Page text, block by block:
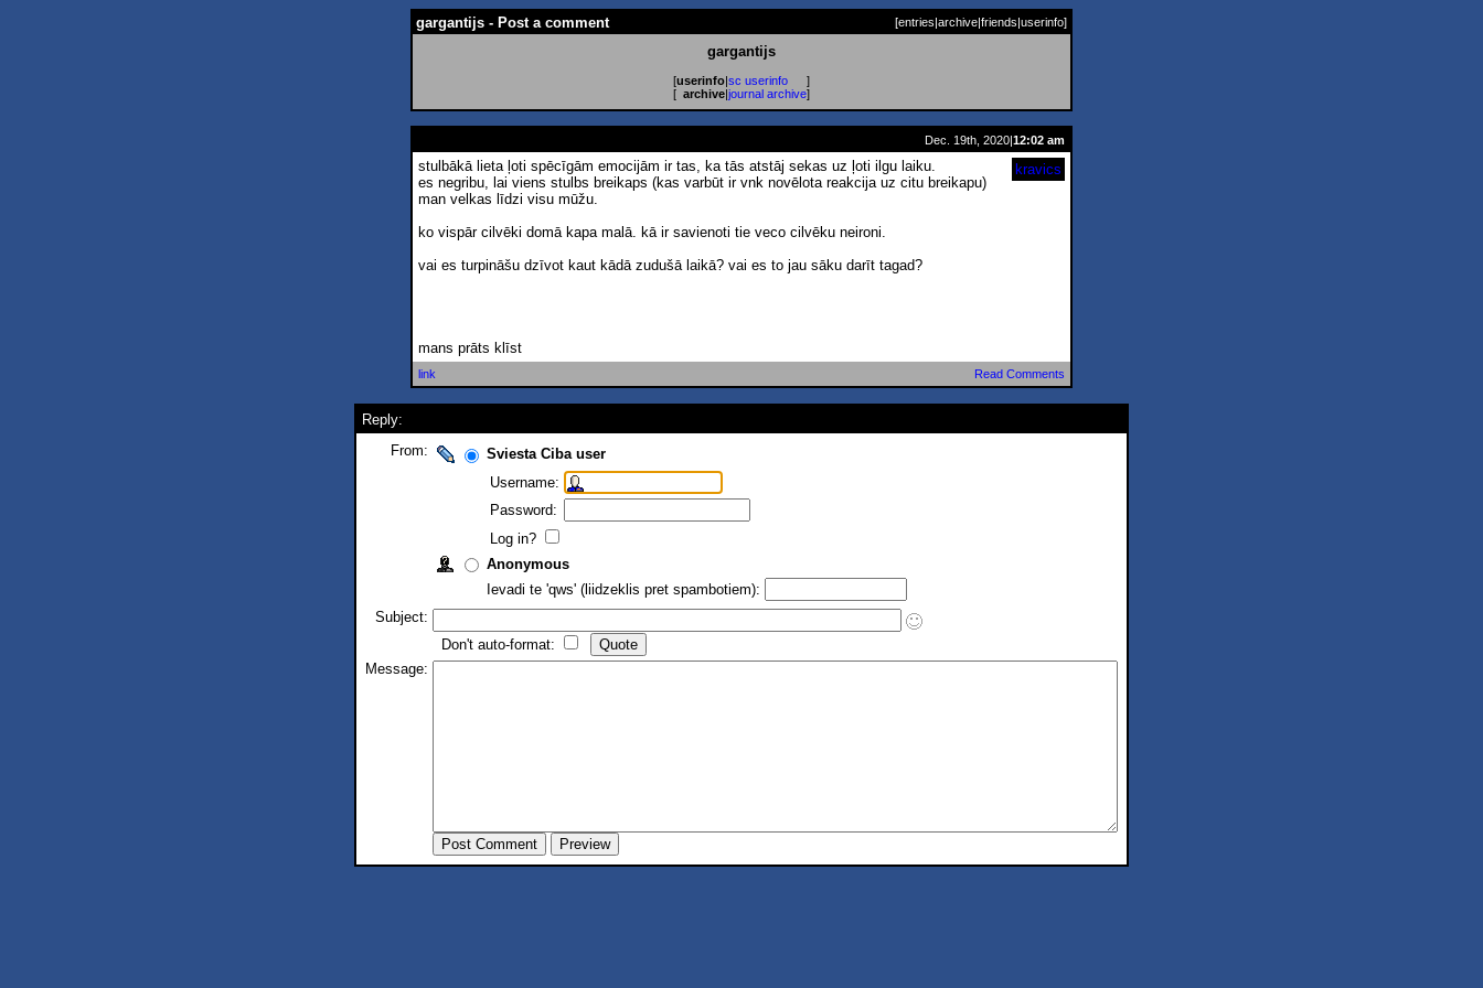
gargantijs - Post a comment [entries|archive|friends|userinfo]
gargantijs
[userinfo sc userinfo
]
[ archive journal archive]
Dec. 19th, 2020| 12:02 am
kravics
stulbākā lieta ļoti spēcīgām emocijām ir tas, ka tās atstāj sekas uz ļoti ilgu laiku.
es negribu, lai viens stulbs breikaps (kas varbūt ir vnk novēlota reakcija uz citu breikapu)
man velkas līdzi visu mūžu.
ko vispār cilvēki domā kapa malā. kā ir savienoti tie veco cilvēku neironi.
vai es turpināšu dzīvot kaut kādā zudušā laikā? vai es to jau sāku darīt tagad?
mans prāts klīst
link Read Comments
Reply:
From:
Sviesta Ciba user
Username:
Password:
Log in?
Anonymous
Ievadi te 'qws' (liidzeklis pret spambotiem):
Subject:
Don't auto-format:
Message: